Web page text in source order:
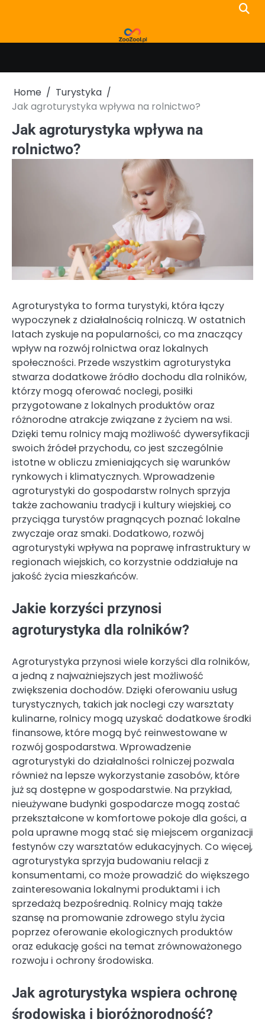
Home
Turystyka
Jak agroturystyka wpływa na rolnictwo?
Jak agroturystyka wpływa na
rolnictwo?
Agroturystyka to forma turystyki, która łączy
wypoczynek z działalnością rolniczą. W ostatnich
latach zyskuje na popularności, co ma znaczący
wpływ na rozwój rolnictwa oraz lokalnych
społeczności. Przede wszystkim agroturystyka
stwarza dodatkowe źródło dochodu dla rolników,
którzy mogą oferować noclegi, posiłki
przygotowane z lokalnych produktów oraz
różnorodne atrakcje związane z życiem na wsi.
Dzięki temu rolnicy mają możliwość dywersyfikacji
swoich źródeł przychodu, co jest szczególnie
istotne w obliczu zmieniających się warunków
rynkowych i klimatycznych. Wprowadzenie
agroturystyki do gospodarstw rolnych sprzyja
także zachowaniu tradycji i kultury wiejskiej, co
przyciąga turystów pragnących poznać lokalne
zwyczaje oraz smaki. Dodatkowo, rozwój
agroturystyki wpływa na poprawę infrastruktury w
regionach wiejskich, co korzystnie oddziałuje na
jakość życia mieszkańców.
Jakie korzyści przynosi
agroturystyka dla rolników?
Agroturystyka przynosi wiele korzyści dla rolników,
a jedną z najważniejszych jest możliwość
zwiększenia dochodów. Dzięki oferowaniu usług
turystycznych, takich jak noclegi czy warsztaty
kulinarne, rolnicy mogą uzyskać dodatkowe środki
finansowe, które mogą być reinwestowane w
rozwój gospodarstwa. Wprowadzenie
agroturystyki do działalności rolniczej pozwala
również na lepsze wykorzystanie zasobów, które
już są dostępne w gospodarstwie. Na przykład,
nieużywane budynki gospodarcze mogą zostać
przekształcone w komfortowe pokoje dla gości, a
pola uprawne mogą stać się miejscem organizacji
festynów czy warsztatów edukacyjnych. Co więcej,
agroturystyka sprzyja budowaniu relacji z
konsumentami, co może prowadzić do większego
zainteresowania lokalnymi produktami i ich
sprzedażą bezpośrednią. Rolnicy mają także
szansę na promowanie zdrowego stylu życia
poprzez oferowanie ekologicznych produktów
oraz edukację gości na temat zrównoważonego
rozwoju i ochrony środowiska.
Jak agroturystyka wspiera ochronę
środowiska i bioróżnorodność?